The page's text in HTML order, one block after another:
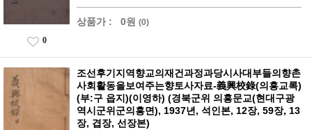
상품가 : 0원 (0)
0
조선후기지역향교의재건과정과당시사대부들의향촌
사회활동을보여주는향토사자료-義興校錄(의흥교록)
(부:구 읍지)(이영하) (경북군위 의흥문교(현대구광
역시군위군의흥면), 1937년, 석인본, 12장, 59장, 13
장, 겹장, 선장본)